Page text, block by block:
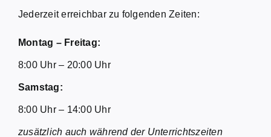
Jederzeit erreichbar zu folgenden Zeiten:
Montag – Freitag:
8:00 Uhr – 20:00 Uhr
Samstag:
8:00 Uhr – 14:00 Uhr
zusätzlich auch während der Unterrichtszeiten